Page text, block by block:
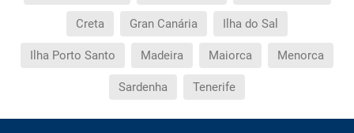
Creta Gran Canária Ilha do Sal
Ilha Porto Santo Madeira Maiorca Menorca
Sardenha Tenerife